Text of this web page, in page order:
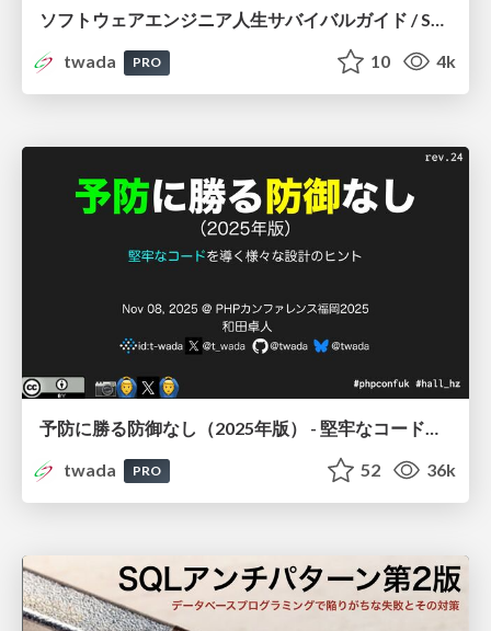
ソフトウェアエンジニア人生サバイバルガイド / Software Engineers Survival Guide 202604 Edition
twada
PRO 10 4k
予防に勝る防御なし（2025年版） - 堅牢なコードを導く様々な設計のヒント / Growing Reliable Code PHP Conference Fukuoka 2025
twada
PRO 52 36k